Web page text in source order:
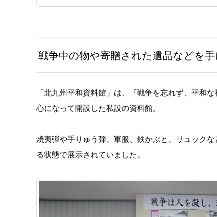
戦争中の物や寄贈された遺品などを
「北九州平和資料館」は、『戦争を忘れず、平和
心になって開設した私設の資料館。
焼夷弾や手りゅう弾、軍服、鉄かぶと、リュック
る状態で展示されていました。